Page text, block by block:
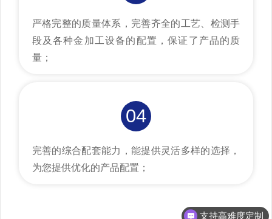
严格完整的质量体系，完善齐全的工艺、检测手
段及各种金加工设备的配置，保证了产品的质
量；
04
完善的综合配套能力，能提供灵活多样的选择，
为您提供优化的产品配置；
支持高难度定制